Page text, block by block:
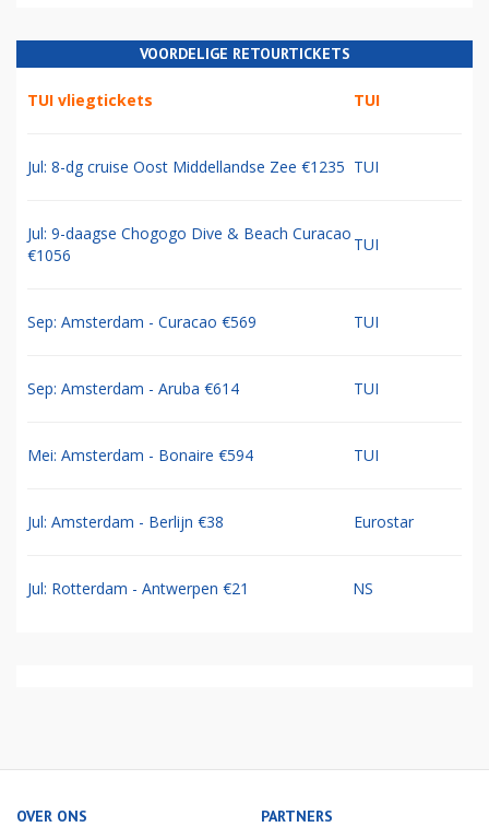
VOORDELIGE RETOURTICKETS
TUI vliegtickets TUI
Jul: 8-dg cruise Oost Middellandse Zee €1235 TUI
Jul: 9-daagse Chogogo Dive & Beach Curacao
€1056
TUI
Sep: Amsterdam - Curacao €569 TUI
Sep: Amsterdam - Aruba €614 TUI
Mei: Amsterdam - Bonaire €594 TUI
Jul: Amsterdam - Berlijn €38 Eurostar
Jul: Rotterdam - Antwerpen €21 NS
OVER ONS PARTNERS